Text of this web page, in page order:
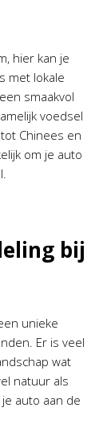
hier kan je
met lokale
smaakvol
voedsel
Chinees en
om je auto
bij
unieke
Er is veel
wat
natuur als
auto aan de